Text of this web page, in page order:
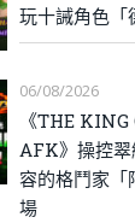
玩十誡角色「
06/08/2026
《THE
AFK》操控翠
容的格鬥家「
場